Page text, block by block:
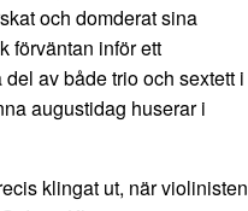
och domderat sina
förväntan inför ett
av både trio och sextett i
augustidag huserar i
klingat ut, när violinisten